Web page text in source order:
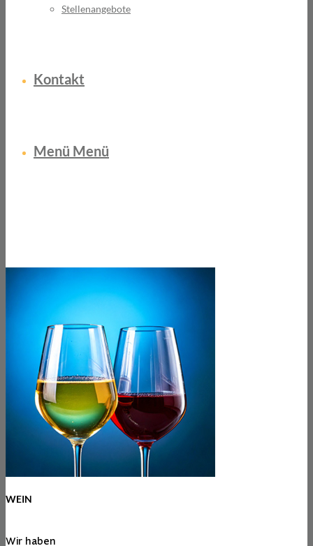
Stellenangebote
Kontakt
Menü Menü
WEIN
Wir haben